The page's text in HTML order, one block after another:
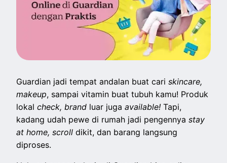
Guardian jadi tempat andalan buat cariskincare,
makeup, sampai vitamin buat tubuh kamu! Produk
lokalcheck, brand luar jugaavailable!Tapi,
kadang udah pewe di rumah jadi pengennyastay
at home, scrolldikit, dan barang langsung
diproses.